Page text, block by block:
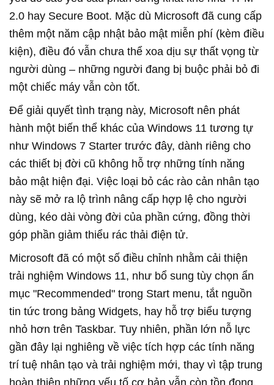
2.0 hay Secure Boot. Mặc dù Microsoft đã cung cấp
thêm một năm cập nhật bảo mật miễn phí (kèm điều
kiện), điều đó vẫn chưa thể xoa dịu sự thất vọng từ
người dùng – những người đang bị buộc phải bỏ đi
một chiếc máy vẫn còn tốt.
Để giải quyết tình trạng này, Microsoft nên phát
hành một biến thể khác của Windows 11 tương tự
như Windows 7 Starter trước đây, dành riêng cho
các thiết bị đời cũ không hỗ trợ những tính năng
bảo mật hiện đại. Việc loại bỏ các rào cản nhân tạo
này sẽ mở ra lộ trình nâng cấp hợp lệ cho người
dùng, kéo dài vòng đời của phần cứng, đồng thời
góp phần giảm thiểu rác thải điện tử.
Microsoft đã có một số điều chỉnh nhằm cải thiện
trải nghiệm Windows 11, như bổ sung tùy chọn ẩn
mục "Recommended" trong Start menu, tắt nguồn
tin tức trong bảng Widgets, hay hỗ trợ biểu tượng
nhỏ hơn trên Taskbar. Tuy nhiên, phần lớn nỗ lực
gần đây lại nghiêng về việc tích hợp các tính năng
trí tuệ nhân tạo và trải nghiệm mới, thay vì tập trung